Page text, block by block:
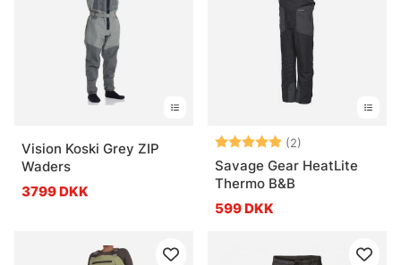
Vision Koski Grey ZIP
Waders
3799 DKK
Vurdering: (2)
Savage Gear HeatLite
Thermo B&B
599 DKK